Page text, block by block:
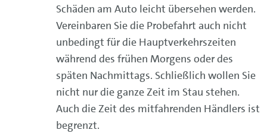
Schäden am Auto leicht übersehen werden.
Vereinbaren Sie die Probefahrt auch nicht
unbedingt für die Hauptverkehrszeiten
während des frühen Morgens oder des
späten Nachmittags. Schließlich wollen Sie
nicht nur die ganze Zeit im Stau stehen.
Auch die Zeit des mitfahrenden Händlers ist
begrenzt.